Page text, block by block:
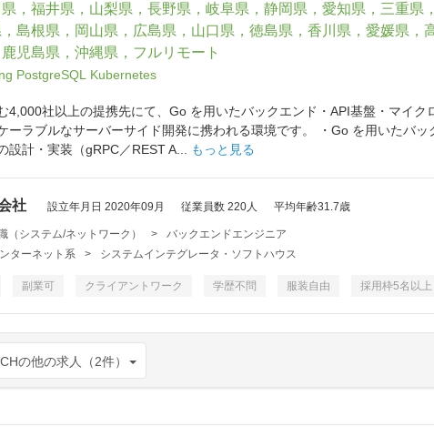
，福井県，山梨県，長野県，岐阜県，静岡県，愛知県，三重県
島根県，岡山県，広島県，山口県，徳島県，香川県，愛媛県，
児島県，沖縄県，フルリモート
PostgreSQL Kubernetes
4,000社以上の提携先にて、Go を用いたバックエンド・API基盤・マイ
ーラブルなサーバーサイド開発に携われる環境です。 ・Go を用いたバ
設計・実装（gRPC／REST A...
もっと見る
社 設立年月日 2020年09月 従業員数 220人 平均年齢31.7歳
（システム/ネットワーク） > バックエンドエンジニア
ターネット系 > システムインテグレータ・ソフトハウス
副業可 クライアントワーク 学歴不問 服装自由 採用枠5名以上
の他の求人（2件）